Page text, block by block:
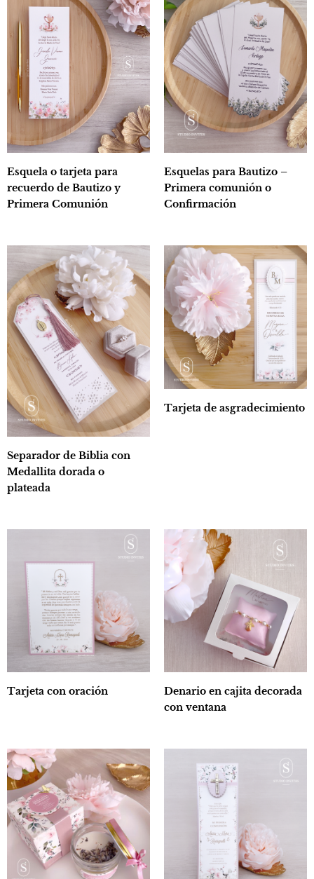
Esquela o tarjeta para
recuerdo de Bautizo y
Primera Comunión
Esquelas para Bautizo –
Primera comunión o
Confirmación
Separador de Biblia con
Medallita dorada o
plateada
Tarjeta de asgradecimiento
Tarjeta con oración
Denario en cajita decorada
con ventana